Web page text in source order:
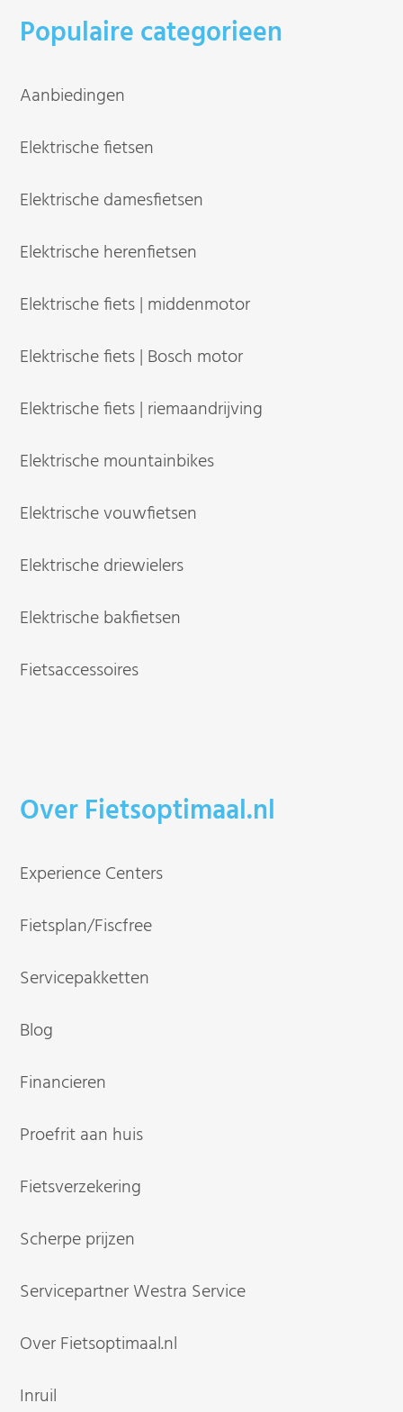
Populaire categorieen
Aanbiedingen
Elektrische fietsen
Elektrische damesfietsen
Elektrische herenfietsen
Elektrische fiets | middenmotor
Elektrische fiets | Bosch motor
Elektrische fiets | riemaandrijving
Elektrische mountainbikes
Elektrische vouwfietsen
Elektrische driewielers
Elektrische bakfietsen
Fietsaccessoires
Over Fietsoptimaal.nl
Experience Centers
Fietsplan/Fiscfree
Servicepakketten
Blog
Financieren
Proefrit aan huis
Fietsverzekering
Scherpe prijzen
Servicepartner Westra Service
Over Fietsoptimaal.nl
Inruil